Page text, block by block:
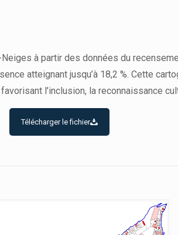
à partir des données du
atteignant jusqu’à 18,2 %. Cette
l’inclusion, la reconnaissance
Télécharger le fichier